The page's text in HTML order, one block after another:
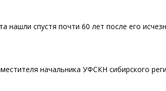
нашли спустя почти 60 лет после его
начальника УФСКН сибирского